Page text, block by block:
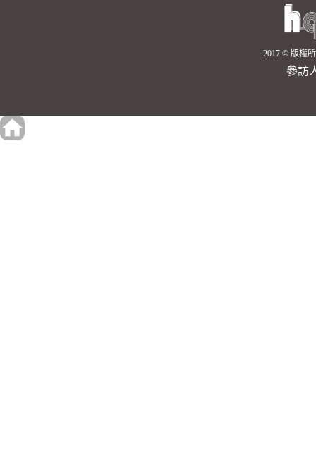
2017 © 版權
參訪